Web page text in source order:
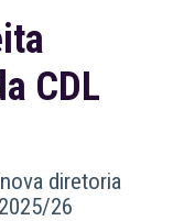
CDL
diretoria
26